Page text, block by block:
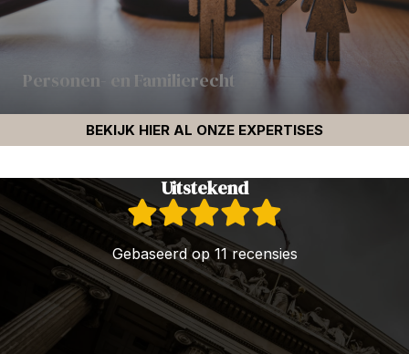
Personen- en Familierecht
BEKIJK HIER AL ONZE EXPERTISES
Uitstekend
Gebaseerd op 11 recensies